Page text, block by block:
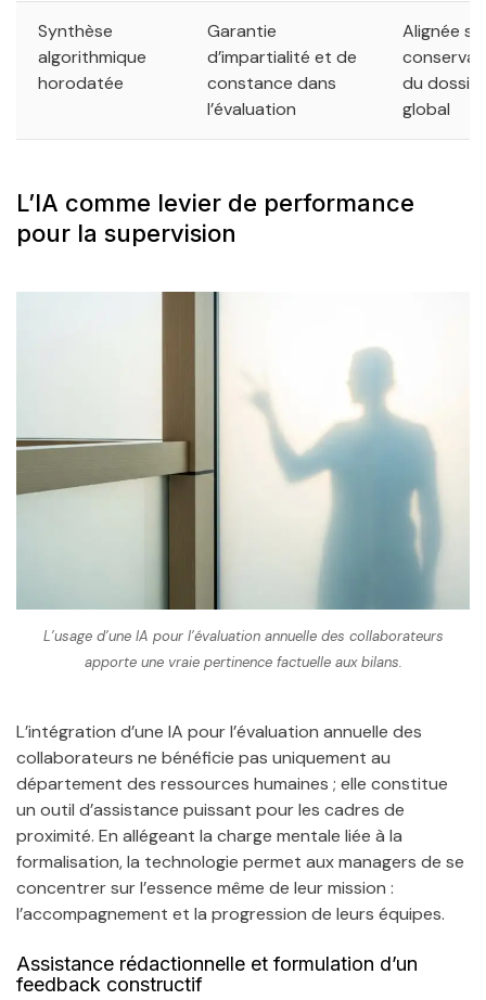
Synthèse
algorithmique
horodatée
Garantie
d’impartialité et de
constance dans
l’évaluation
Alignée
du dossier
global
L’IA comme levier de performance
pour la supervision
L’usage d’une IA pour l’évaluation annuelle des collaborateurs
apporte une vraie pertinence factuelle aux bilans.
L’intégration d’une IA pour l’évaluation annuelle des
collaborateurs ne bénéficie pas uniquement au
département des ressources humaines ; elle constitue
un outil d’assistance puissant pour les cadres de
proximité. En allégeant la charge mentale liée à la
formalisation, la technologie permet aux managers de se
concentrer sur l’essence même de leur mission :
l’accompagnement et la progression de leurs équipes.
Assistance rédactionnelle et formulation d’un
feedback constructif